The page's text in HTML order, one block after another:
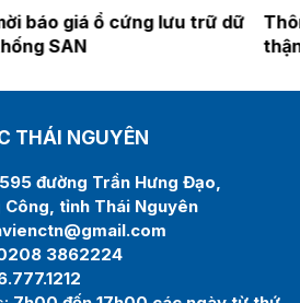
mời báo giá Sửa chữa máy
tháng 7 năm 2026
THÁI NGUYÊN
đường Trần Hưng Đạo,
Công, tỉnh Thái Nguyên
3862224